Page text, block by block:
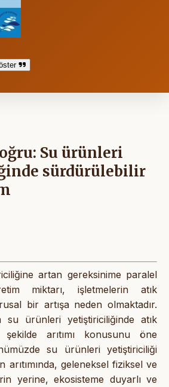
Su ürünleri
sürdürülebilir
artan gereksinime paralel
miktarı, işletmelerin atık
bir artışa neden olmaktadır.
ürünleri yetiştiriciliğinde atık
arıtımı konusunu öne
su ürünleri yetiştiriciliği
arıtımında, geleneksel fiziksel ve
yerine, ekosisteme duyarlı ve